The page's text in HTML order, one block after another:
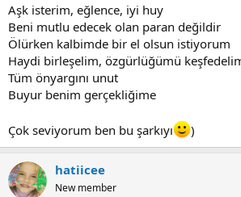
Aşk isterim, eğlence, iyi huy
Beni mutlu edecek olan paran değildir
Ölürken kalbimde bir el olsun istiyorum
Haydi birleşelim, özgürlüğümü
Tüm önyargını unut
Buyur benim gerçekliğime
Çok seviyorum ben bu şarkıyı )
hatiicee
New member